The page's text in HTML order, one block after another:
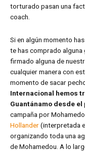
torturado pasan una
coach.
Si en algún momento
te has comprado
firmado alguna de
cualquier manera con
momento de sacar
Internacional hemos
Guantánamo desde
campaña por
Hollander(interpretada
organizando toda una
de Mohamedou. A lo